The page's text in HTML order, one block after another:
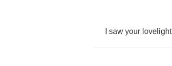
saw your lovelight